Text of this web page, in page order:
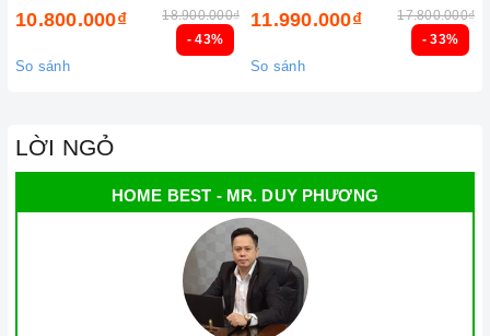
Nên chọn nồi có đường kính đáy phù hợp với vùng nấu,
không nhỏ quá cũng không to quá. Đường kính nồi thông
Đảm bảo đọc hướng dẫn sử dụng kèm theo để biết điện áp
và dòng điện yêu cầu cũng như các thông số kỹ thuật khác.
Làm theo hướng dẫn của nhà sản xuất.
Đặt bếp trên bề mặt phẳng, ổn định.
Đặt dụng cụ nấu đúng trọng tâm của vùng nấu trước khi bật
cảm ứng để tránh các mã lỗi và để tiết kiệm điện năng.
- 43%
10.800.000₫ 18.900.000₫
So sánh
- 33%
11.990.000₫ 17.800.000₫
So sánh
LỜI NGỎ
HOME BEST - MR. DUY PHƯƠNG